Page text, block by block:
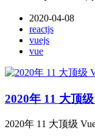
2020-04-08
reactjs
vuejs
vue
2020年 11 大顶
2020年 11 大顶级